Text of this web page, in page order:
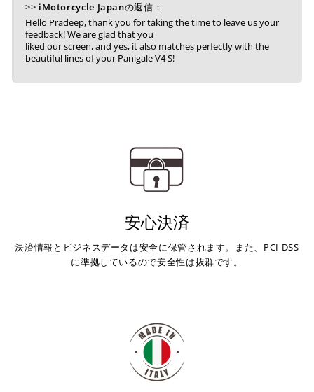
Visa、Mastercard、JCBのみです。
キャッシュレス決済
※ ご利用には事前にPayPay、Apple Payの利用登録が
入金確認が取れ次第、商品を手配させて頂きます。
店内端末にて操作後、レジにてお支払いください。
※ 支払期限はご注文日より7日以内とさせて頂いてお
り、万が一過ぎてしまった場合は自動でご注文はキャン
>> iMotorcycle Japanの返信：
Hello Pradeep, thank you for taking the time to leave us your
feedback! We are glad that you
liked our screen, and yes, it also matches perfectly with the
beautiful lines of your Panigale V4 S!
安心決済
決済情報とビジネスデータは安全に保管されます。また、PCI DSS
に準拠しているので安全性は抜群です。